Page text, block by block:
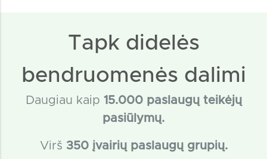
Tapk didelės
bendruomenės dalimi
Daugiau kaip 15.000 paslaugų teikėjų
pasiūlymų.
Virš 350 įvairių paslaugų grupių.